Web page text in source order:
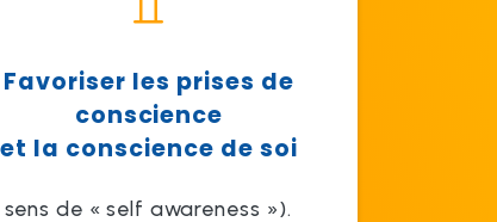
Favoriser les prises de
conscience
et la conscience de soi
de « self awareness »).